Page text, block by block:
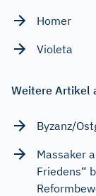
Homer
Violeta
Weitere Artikel
Byzanz/
Massaker
Friedens“